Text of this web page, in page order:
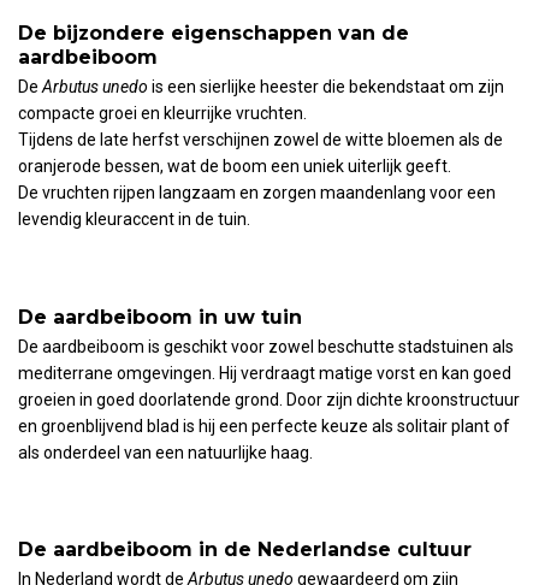
De bijzondere eigenschappen van de
aardbeiboom
De Arbutus unedo is een sierlijke heester die bekendstaat om zijn
compacte groei en kleurrijke vruchten.
Tijdens de late herfst verschijnen zowel de witte bloemen als de
oranjerode bessen, wat de boom een uniek uiterlijk geeft.
De vruchten rijpen langzaam en zorgen maandenlang voor een
levendig kleuraccent in de tuin.
De aardbeiboom in uw tuin
De aardbeiboom is geschikt voor zowel beschutte stadstuinen als
mediterrane omgevingen. Hij verdraagt matige vorst en kan goed
groeien in goed doorlatende grond. Door zijn dichte kroonstructuur
en groenblijvend blad is hij een perfecte keuze als solitair plant of
als onderdeel van een natuurlijke haag.
De aardbeiboom in de Nederlandse cultuur
In Nederland wordt deArbutus unedo gewaardeerd om zijn